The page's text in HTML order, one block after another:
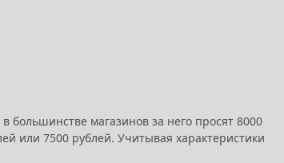
большинстве магазинов за него просят 8000
или 7500 рублей. Учитывая характеристики